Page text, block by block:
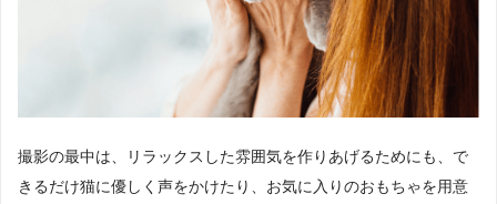
撮影の最中は、リラックスした雰囲気を作りあげるためにも、で
きるだけ猫に優しく声をかけたり、お気に入りのおもちゃを用意